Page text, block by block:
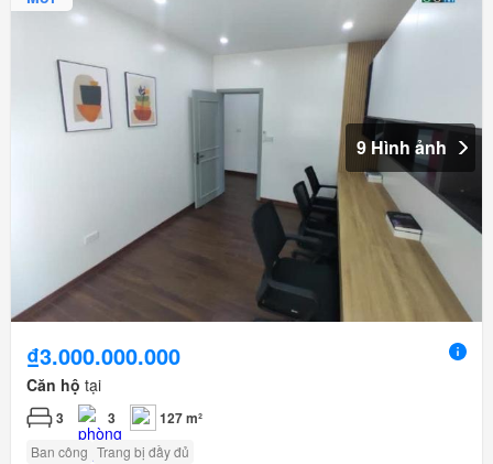
9 Hình ảnh
₫3.000.000.000
Căn hộ tại
3 3 127 m²
Ban công Trang bị đầy đủ